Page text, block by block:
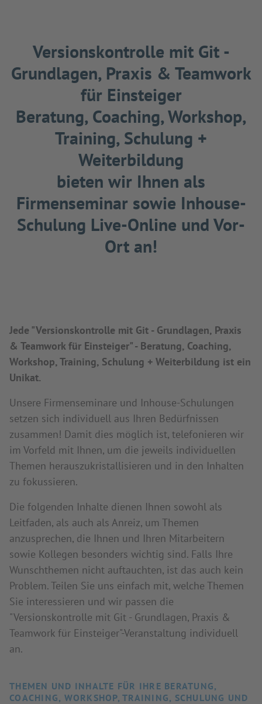
Versionskontrolle mit Git -
Grundlagen, Praxis & Teamwork
für Einsteiger
Beratung, Coaching, Workshop,
Training, Schulung +
Weiterbildung
bieten wir Ihnen als
Firmenseminar sowie Inhouse-
Schulung Live-Online und Vor-
Ort an!
Jede "Versionskontrolle mit Git - Grundlagen, Praxis
& Teamwork für Einsteiger" - Beratung, Coaching,
Workshop, Training, Schulung + Weiterbildung ist ein
Unikat.
Unsere Firmenseminare und Inhouse-Schulungen
setzen sich individuell aus Ihren Bedürfnissen
zusammen! Damit dies möglich ist, telefonieren wir
im Vorfeld mit Ihnen, um die jeweils individuellen
Themen herauszukristallisieren und in den Inhalten
zu fokussieren.
Die folgenden Inhalte dienen Ihnen sowohl als
Leitfaden, als auch als Anreiz, um Themen
anzusprechen, die Ihnen und Ihren Mitarbeitern
sowie Kollegen besonders wichtig sind. Falls Ihre
Wunschthemen nicht auftauchten, ist das auch kein
Problem. Teilen Sie uns einfach mit, welche Themen
Sie interessieren und wir passen die
"Versionskontrolle mit Git - Grundlagen, Praxis &
Teamwork für Einsteiger"-Veranstaltung individuell
an.
THEMEN UND INHALTE FÜR IHRE BERATUNG,
COACHING, WORKSHOP, TRAINING, SCHULUNG UND